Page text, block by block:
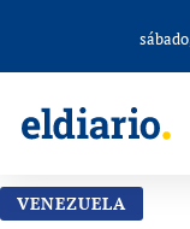
VENEZUELA